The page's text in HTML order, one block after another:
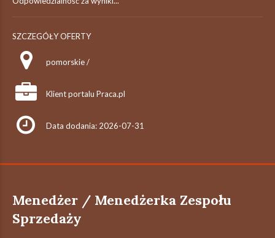
SZCZEGÓŁY OFERTY
pomorskie /
Klient portalu Praca.pl
Data dodania: 2026-07-31
Menedżer / Menedżerka Zespołu
Sprzedaży